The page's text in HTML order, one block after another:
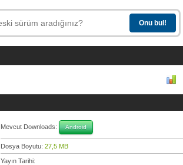
Mevcut Downloads: Android
Dosya Boyutu: 27,5 MB
Yayın Tarihi: